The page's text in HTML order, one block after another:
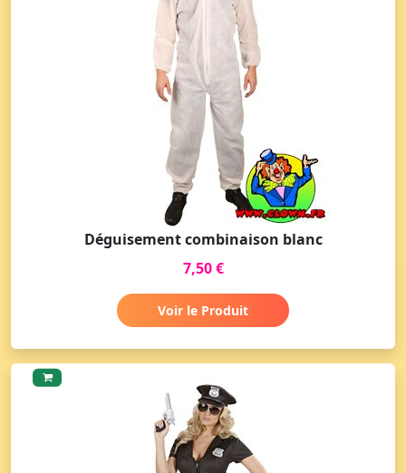
Déguisement combinaison blanc
7,50 €
Voir le Produit